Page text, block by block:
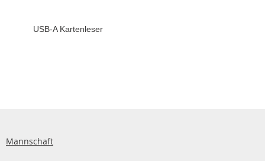
USB-A Kartenleser
Mannschaft